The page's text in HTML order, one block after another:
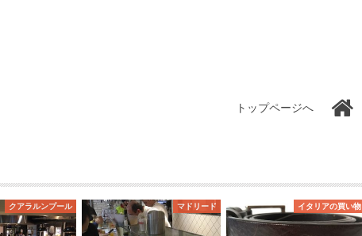
トップページへ
クアラルンプール マドリード イタリアの買い物